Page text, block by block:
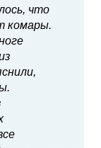
что
комары.